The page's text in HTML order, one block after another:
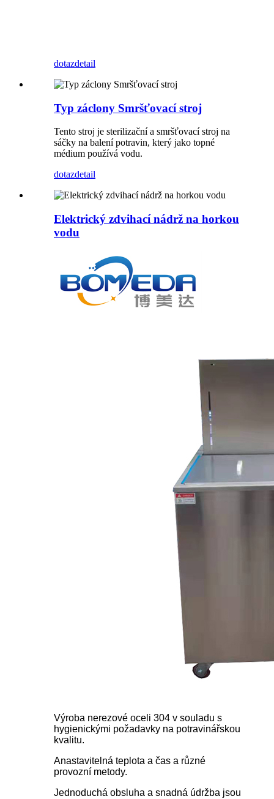
dotazdetail
Typ záclony Smršťovací stroj
Tento stroj je sterilizační a smršťovací stroj na
sáčky na balení potravin, který jako topné
médium používá vodu.
dotazdetail
Elektrický zdvihací nádrž na horkou
vodu
Výroba nerezové oceli 304 v souladu s
hygienickými požadavky na potravinářskou
kvalitu.
Anastavitelná teplota a čas a různé
provozní metody.
Jednoduchá obsluha a snadná údržba jsou